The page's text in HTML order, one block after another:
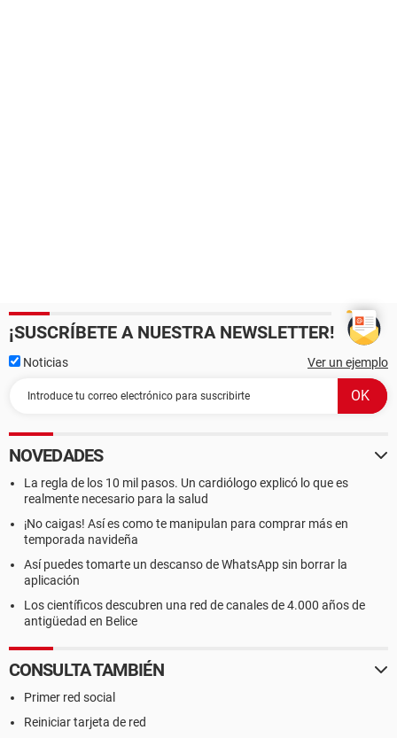
¡SUSCRÍBETE A NUESTRA NEWSLETTER!
Noticias Ver un ejemplo
NOVEDADES
La regla de los 10 mil pasos. Un cardiólogo explicó lo que es
realmente necesario para la salud
¡No caigas! Así es como te manipulan para comprar más en
temporada navideña
Así puedes tomarte un descanso de WhatsApp sin borrar la
aplicación
Los científicos descubren una red de canales de 4.000 años de
antigüedad en Belice
CONSULTA TAMBIÉN
Primer red social
Reiniciar tarjeta de red